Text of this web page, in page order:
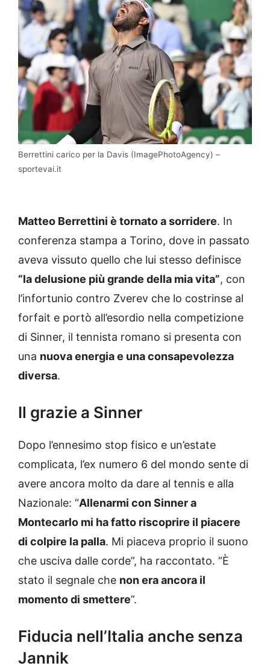
Berrettini carico per la Davis (ImagePhotoAgency) –
sportevai.it
Matteo Berrettini è tornato a sorridere. In
conferenza stampa a Torino, dove in passato
aveva vissuto quello che lui stesso definisce
“la delusione più grande della mia vita”, con
l’infortunio contro Zverev che lo costrinse al
forfait e portò all’esordio nella competizione
di Sinner, il tennista romano si presenta con
una nuova energia e una consapevolezza
diversa.
Il grazie a Sinner
Dopo l’ennesimo stop fisico e un’estate
complicata, l’ex numero 6 del mondo sente di
avere ancora molto da dare al tennis e alla
Nazionale: “Allenarmi con Sinner a
Montecarlo mi ha fatto riscoprire il piacere
di colpire la palla. Mi piaceva proprio il suono
che usciva dalle corde”, ha raccontato. “È
stato il segnale che non era ancora il
momento di smettere”.
Fiducia nell’Italia anche senza
Jannik